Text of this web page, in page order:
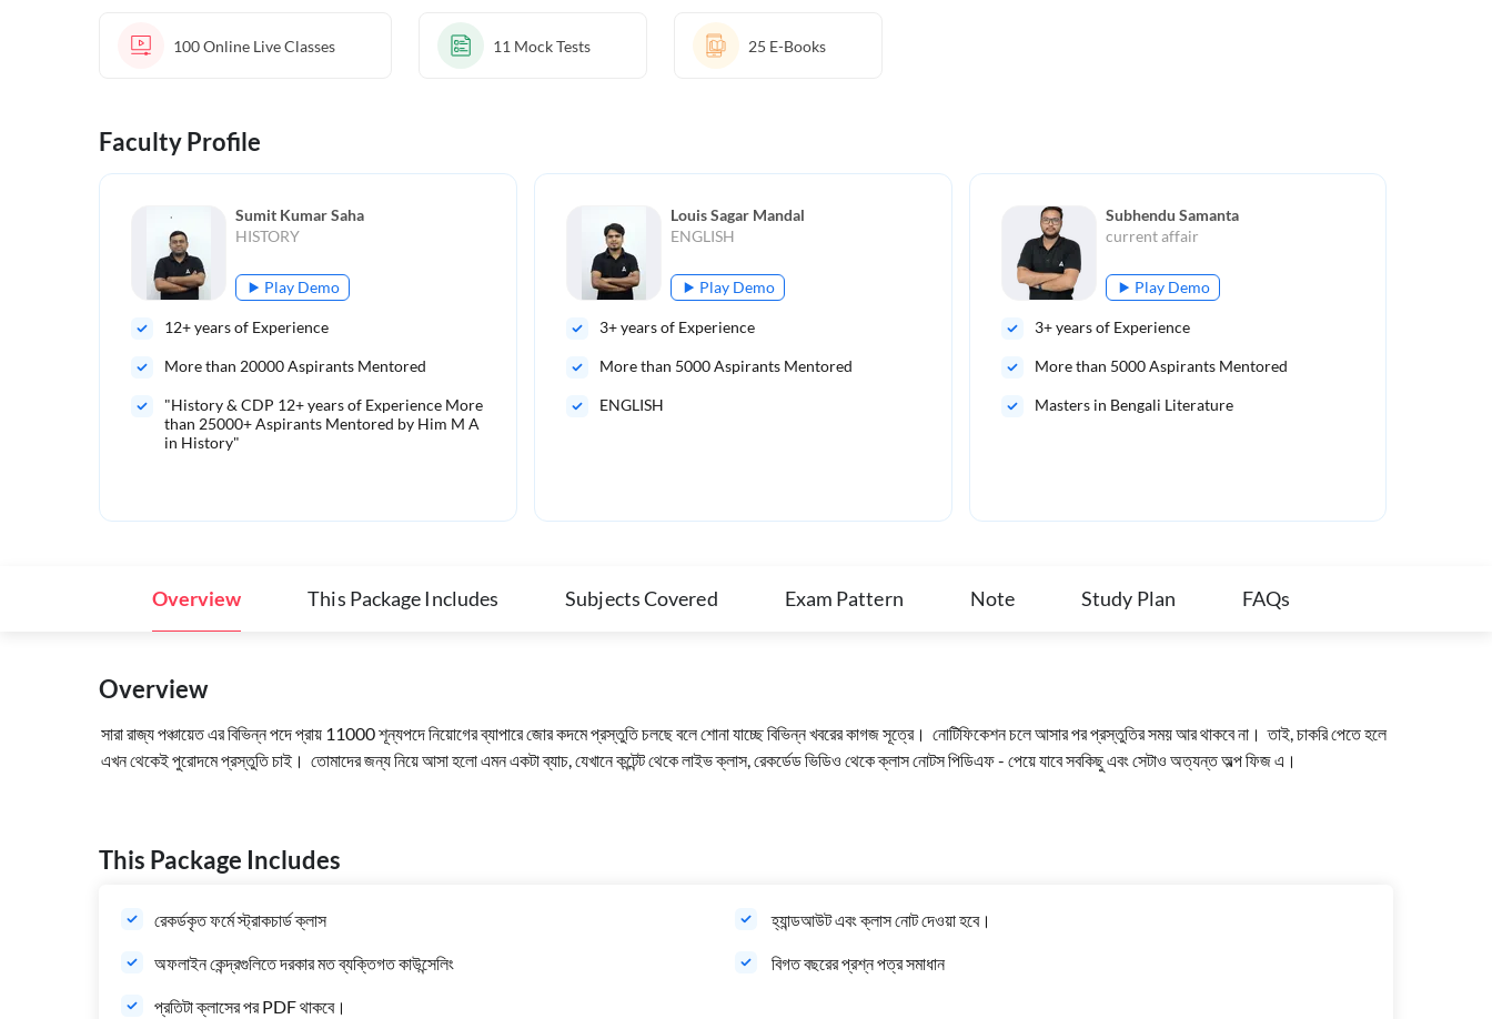
100Online Live Classes 11 Mock Tests 25 E-Books
Faculty Profile
Sumit Kumar Saha
HISTORY
Play Demo
12+ years of Experience
More than 20000Aspirants Mentored
"History & CDP 12+ years of Experience More
than 25000+ Aspirants Mentored by Him M A
in History"
Louis Sagar Mandal
ENGLISH
Play Demo
3+ years of Experience
More than 5000Aspirants Mentored
ENGLISH
Subhendu Samanta
current affair
Play Demo
3+ years of Experience
More than 5000Aspirants Mentored
Masters in Bengali Literature
Overview This Package Includes Subjects Covered Exam Pattern Note Study Plan FAQs
Overview
সারারাজ্যপঞ্চায়েতএরবিভিন্নপদেপ্রায় 11000শূন্যপদেনিয়োগেরব্যাপারেজোরকদমেপ্রস্তুতিচলছেবলেশোনাযাচ্ছেবিভিন্নখবরেরকাগজসূত্রে। নোটিফিকেশনচলেআসারপরপ্রস্তুতিরসময়আরথাকবেনা। তাই,চাকরিপেতেহলে
এখনথেকেইপুরোদমেপ্রস্তুতিচাই। তোমাদেরজন্যনিয়েআসাহলোএমনএকটাব্যাচ,যেখানেকন্টেন্টথেকেলাইভক্লাস,রেকর্ডেডভিডিও থেকেক্লাসনোটসপিডিএফ- পেয়েযাবেসবকিছুএবংসেটাও অত্যন্তঅল্পফিজএ।
This Package Includes
রেকর্ডকৃত ফর্মে স্ট্রাকচার্ড ক্লাস হ্যান্ডআউট এবং ক্লাস নোট দেওয়া হবে।
অফলাইন কেন্দ্রগুলিতে দরকার মত ব্যক্তিগত কাউন্সেলিং বিগত বছরের প্রশ্ন পত্র সমাধান
প্রতিটা ক্লাসের পর PDF থাকবে।